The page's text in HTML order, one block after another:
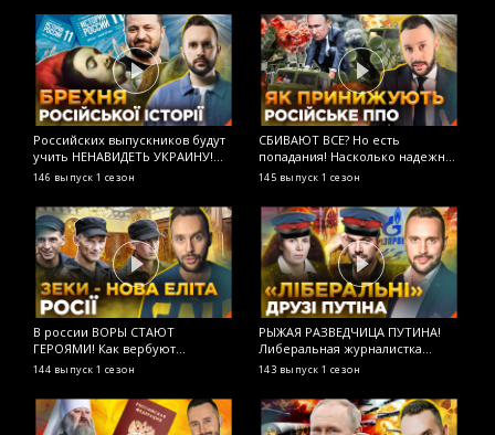
Российских выпускников будут
учить НЕНАВИДЕТЬ УКРАИНУ!
Новая история для старших
146 выпуск 1 сезон
СБИВАЮТ ВСЕ? Но есть
попадания! Насколько надежно
российское ПВО? ОСТОРОЖНО!
145 выпуск 1 сезон
В россии ВОРЫ СТАЮТ
ГЕРОЯМИ! Как вербуют
заключенных в армию рф?
144 выпуск 1 сезон
РЫЖАЯ РАЗВЕДЧИЦА ПУТИНА!
Либеральная журналистка
Латынина продолжает работать
143 выпуск 1 сезон